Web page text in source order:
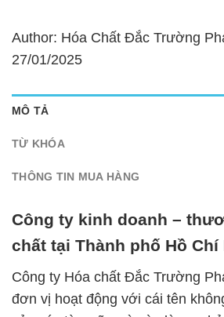
Author: Hóa Chất Đắc Trường
27/01/2025
MÔ TẢ
TỪ KHÓA
THÔNG TIN MUA HÀNG
Công ty kinh doanh –
chất tại Thành phố Hồ Chí
Công ty Hóa chất Đắc Trường
đơn vị hoạt động với cái tên